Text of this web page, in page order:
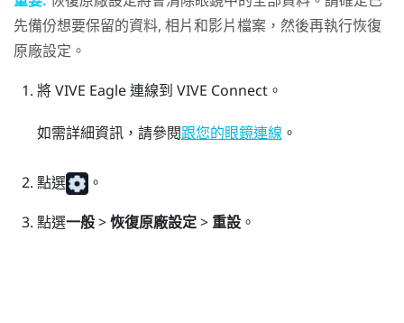
先備份想要保留的資料, 相片和影片檔案，然後再執行恢復
原廠設定。
將VIVE Eagle連線到 VIVE Connect。
如需詳細資訊，請參閱跟您的眼鏡連線 。
點選 。
點選一般>恢復原廠設定>重設。